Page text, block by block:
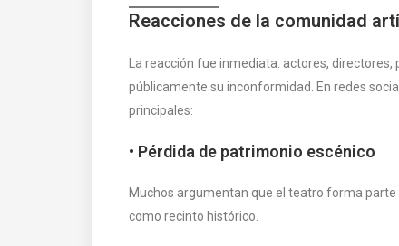
Reacciones de la comunidad
La reacción fue inmediata: actores,
públicamente su inconformidad. En redes
principales:
• Pérdida de patrimonio escénico
Muchos argumentan que el teatro forma
como recinto histórico.